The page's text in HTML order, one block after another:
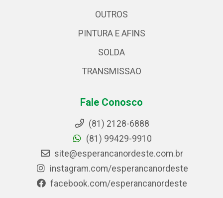
OUTROS
PINTURA E AFINS
SOLDA
TRANSMISSAO
Fale Conosco
(81) 2128-6888
(81) 99429-9910
site@esperancanordeste.com.br
instagram.com/esperancanordeste
facebook.com/esperancanordeste